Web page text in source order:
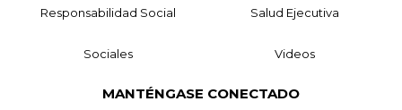
Responsabilidad Social Salud Ejecutiva
Sociales Videos
MANTÉNGASE CONECTADO